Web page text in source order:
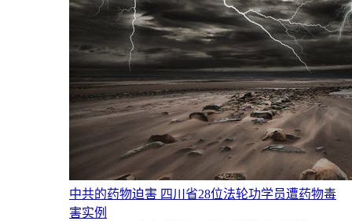
中共的药物迫害 四川省28位法轮功学员遭药物毒
害实例